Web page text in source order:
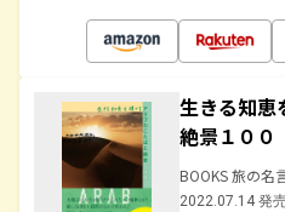
生きる知恵
絶景１００
BOOKS 旅の名
2022.07.14 発